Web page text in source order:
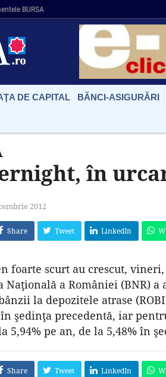
BURSA
DE CAPITAL BĂNCI-ASIGURĂRI
în
2012
Share Tweet LinkedIn
foarte scurt au crescut,
Naţională a României (BNR)
la depozitele atrase
în şedinţa precedentă, iar
5,94% pe an, de la 5,48% în
Share Tweet LinkedIn